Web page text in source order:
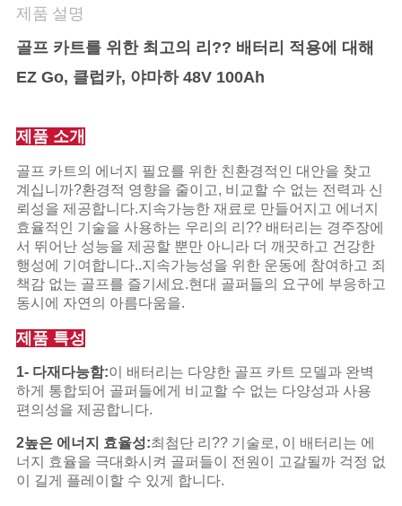
이
트
맵
개
인
정
보
보
호
정
책
제품 설명
골프 카트를 위한 최고의 리?? 배터리 적용에 대해
EZ Go, 클럽카, 야마하 48V 100Ah
제품 소개
골프 카트의 에너지 필요를 위한 친환경적인 대안을 찾고
계십니까?환경적 영향을 줄이고, 비교할 수 없는 전력과 신
뢰성을 제공합니다.지속가능한 재료로 만들어지고 에너지
효율적인 기술을 사용하는 우리의 리?? 배터리는 경주장에
서 뛰어난 성능을 제공할 뿐만 아니라 더 깨끗하고 건강한
행성에 기여합니다..지속가능성을 위한 운동에 참여하고 죄
책감 없는 골프를 즐기세요.현대 골퍼들의 요구에 부응하고
동시에 자연의 아름다움을.
제품 특성
1- 다재다능함:이 배터리는 다양한 골프 카트 모델과 완벽
하게 통합되어 골퍼들에게 비교할 수 없는 다양성과 사용
편의성을 제공합니다.
2높은 에너지 효율성:최첨단 리?? 기술로, 이 배터리는 에
너지 효율을 극대화시켜 골퍼들이 전원이 고갈될까 걱정 없
이 길게 플레이할 수 있게 합니다.